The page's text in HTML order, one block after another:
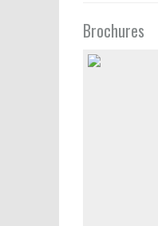
Brochures